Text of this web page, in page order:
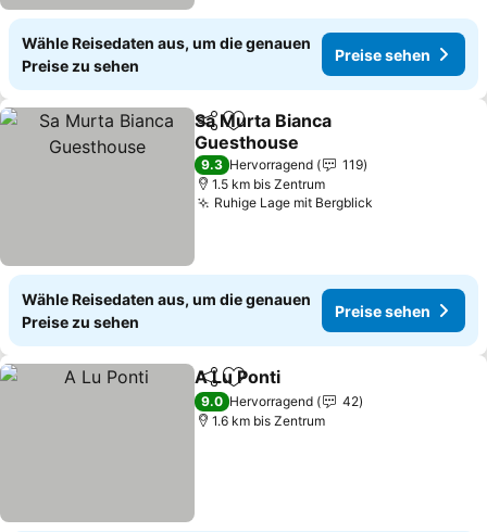
Wähle Reisedaten aus, um die genauen
Preise zu sehen
Preise sehen
TeilenZu Favoriten hinzufügen
Sa Murta Bianca
Guesthouse
9.3 Hervorragend
119
1.5 km bis Zentrum
Ruhige Lage mit Bergblick
Wähle Reisedaten aus, um die genauen
Preise zu sehen
Preise sehen
TeilenZu Favoriten hinzufügen
A Lu Ponti
9.0 Hervorragend
42
1.6 km bis Zentrum